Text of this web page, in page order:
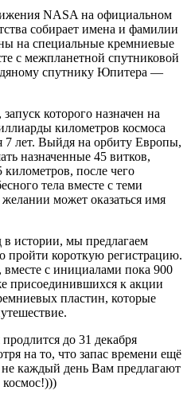
NASA на официальном
собирает имена и фамилии
на специальные кремниевые
с межпланетной спутниковой
спутнику Юпитера —
которого назначен на
километров космоса
7 лет. Выйдя на орбиту Европы,
назначенные 45 витков,
после чего
тела вместе с теми
может оказаться имя
истории, мы предлагаем
пройти короткую регистрацию.
с инициалами пока 900
присоединившихся к акции
пластин, которые
до 31 декабря
на то, что запас времени ещё
каждый день Вам предлагают
космос!)))